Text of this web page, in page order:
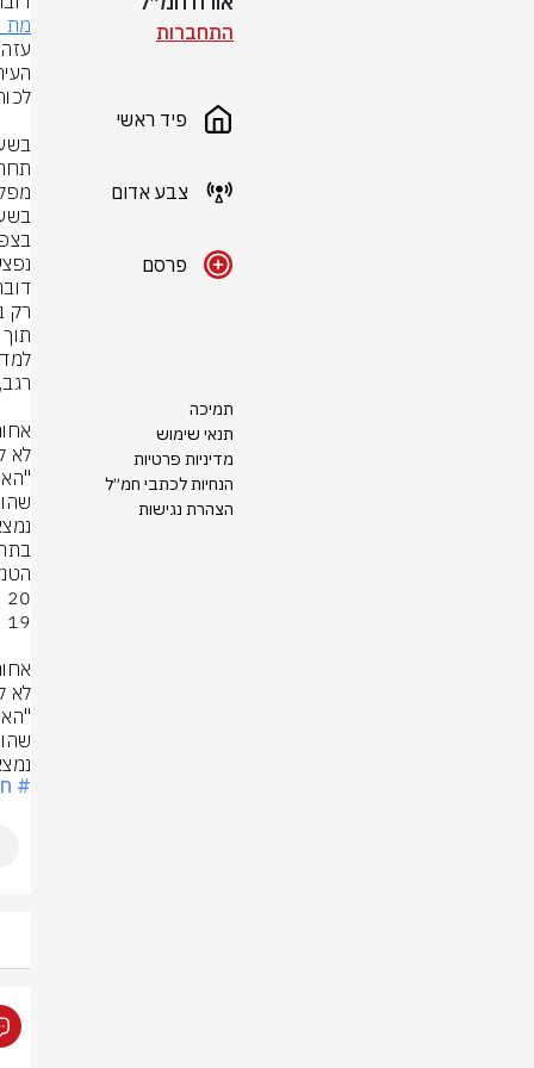
התחברות
פיד ראשי
צבע אדום
פרסם
תמיכה
תנאי שימוש
מדיניות פרטיות
הנחיות לכתבי חמ״ל
הצהרת נגישות
מת
#